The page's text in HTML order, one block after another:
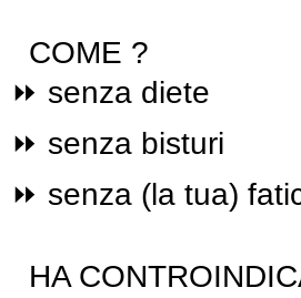
COME ?
⏩ senza diete
⏩ senza bisturi
⏩ senza (la tua)
HA